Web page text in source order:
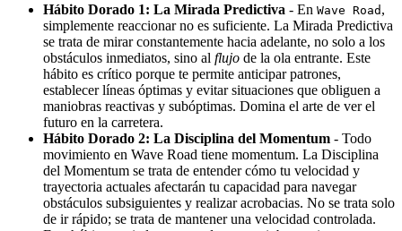
Hábito Dorado 1: La Mirada Predictiva - En Wave Road ,
simplemente reaccionar no es suficiente. La Mirada Predictiva
se trata de mirar constantemente hacia adelante, no solo a los
obstáculos inmediatos, sino al flujo de la ola entrante. Este
hábito es crítico porque te permite anticipar patrones,
establecer líneas óptimas y evitar situaciones que obliguen a
maniobras reactivas y subóptimas. Domina el arte de ver el
futuro en la carretera.
Hábito Dorado 2: La Disciplina del Momentum - Todo
movimiento en Wave Road tiene momentum. La Disciplina
del Momentum se trata de entender cómo tu velocidad y
trayectoria actuales afectarán tu capacidad para navegar
obstáculos subsiguientes y realizar acrobacias. No se trata solo
de ir rápido; se trata de mantener una velocidad controlada.